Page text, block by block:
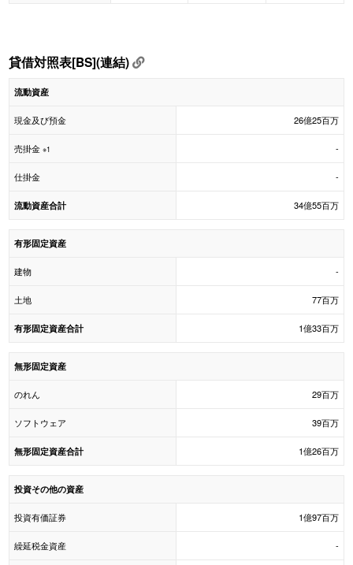
貸借対照表[BS](連結)
流動資産
現金及び預金 26億25百万
売掛金 ※1 -
仕掛金 -
流動資産合計 34億55百万
有形固定資産
建物 -
土地 77百万
有形固定資産合計 1億33百万
無形固定資産
のれん 29百万
ソフトウェア 39百万
無形固定資産合計 1億26百万
投資その他の資産
投資有価証券 1億97百万
繰延税金資産 -